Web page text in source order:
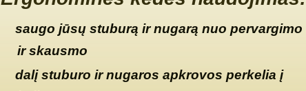
saugo jūsų stuburą ir nugarą nuo pervargimo
ir skausmo
dalį stuburo ir nugaros apkrovos perkelia į